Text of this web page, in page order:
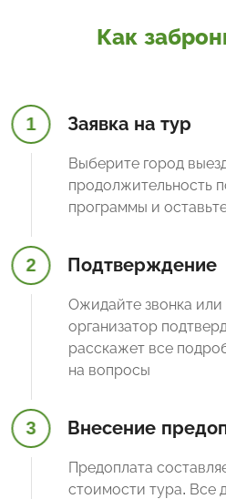
Как
1 Заявка на тур
Выберите город
продолжительность
программы и
2 Подтверждение
Ожидайте звонка
организатор
расскажет все
на вопросы
3 Внесение
Предоплата
стоимости тура. Все